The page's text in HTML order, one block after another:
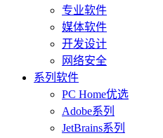
专业软件
媒体软件
开发设计
网络安全
系列软件
PC Home优选
Adobe系列
JetBrains系列